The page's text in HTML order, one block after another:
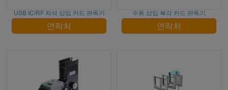
USB IC/RF 자석 삽입 카드 판독기
연락처
수동 삽입 복각 카드 판독기
연락처